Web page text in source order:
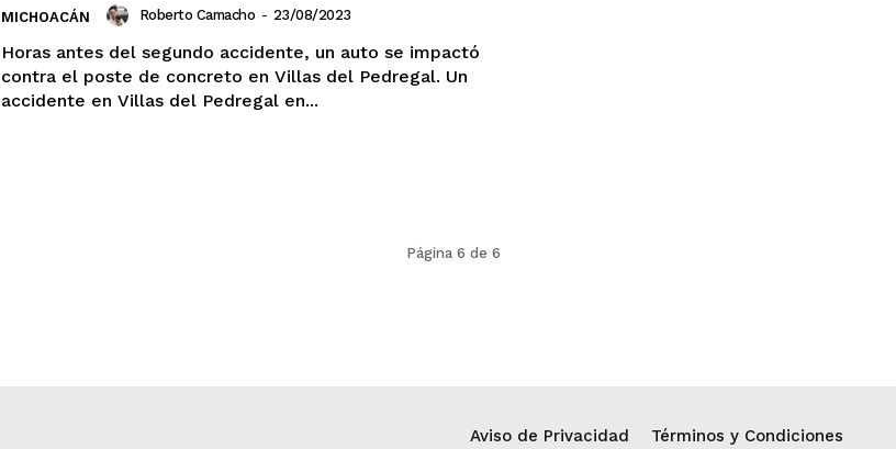
MICHOACÁN Roberto Camacho - 23/08/2023
Horas antes del segundo accidente, un auto se impactó
contra el poste de concreto en Villas del Pedregal. Un
accidente en Villas del Pedregal en...
Página 6 de 6
Aviso de Privacidad Términos y Condiciones